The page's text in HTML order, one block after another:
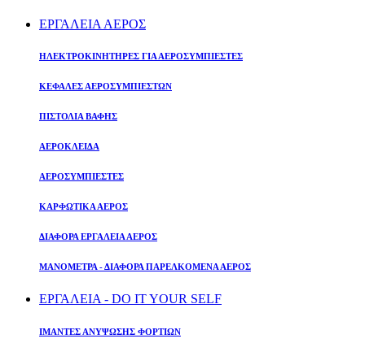
ΕΡΓΑΛΕΙΑ ΑΕΡΟΣ
ΗΛΕΚΤΡΟΚΙΝΗΤΗΡΕΣ ΓΙΑ ΑΕΡΟΣΥΜΠΙΕΣΤΕΣ
ΚΕΦΑΛΕΣ ΑΕΡΟΣΥΜΠΙΕΣΤΩΝ
ΠΙΣΤΟΛΙΑ ΒΑΦΗΣ
ΑΕΡΟΚΛΕΙΔΑ
ΑΕΡΟΣΥΜΠΙΕΣΤΕΣ
ΚΑΡΦΩΤΙΚΑ ΑΕΡΟΣ
ΔΙΑΦΟΡΑ ΕΡΓΑΛΕΙΑ ΑΕΡΟΣ
ΜΑΝΟΜΕΤΡΑ - ΔΙΑΦΟΡΑ ΠΑΡΕΛΚΟΜΕΝΑ ΑΕΡΟΣ
ΕΡΓΑΛΕΙΑ - DO IT YOUR SELF
ΙΜΑΝΤΕΣ ΑΝΥΨΩΣΗΣ ΦΟΡΤΙΩΝ